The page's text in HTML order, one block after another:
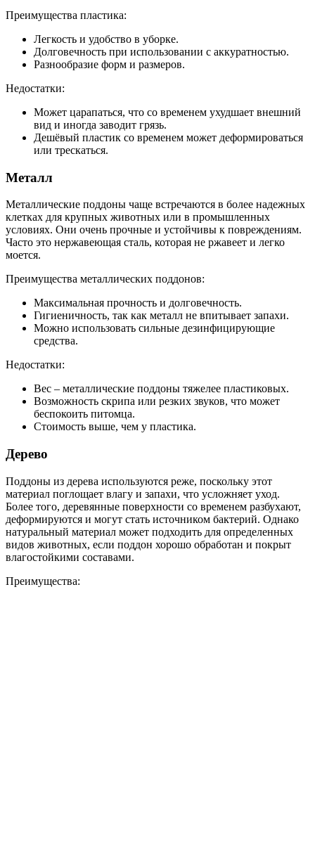
Преимущества пластика:
Легкость и удобство в уборке.
Долговечность при использовании с аккуратностью.
Разнообразие форм и размеров.
Недостатки:
Может царапаться, что со временем ухудшает внешний
вид и иногда заводит грязь.
Дешёвый пластик со временем может деформироваться
или трескаться.
Металл
Металлические поддоны чаще встречаются в более надежных
клетках для крупных животных или в промышленных
условиях. Они очень прочные и устойчивы к повреждениям.
Часто это нержавеющая сталь, которая не ржавеет и легко
моется.
Преимущества металлических поддонов:
Максимальная прочность и долговечность.
Гигиеничность, так как металл не впитывает запахи.
Можно использовать сильные дезинфицирующие
средства.
Недостатки:
Вес – металлические поддоны тяжелее пластиковых.
Возможность скрипа или резких звуков, что может
беспокоить питомца.
Стоимость выше, чем у пластика.
Дерево
Поддоны из дерева используются реже, поскольку этот
материал поглощает влагу и запахи, что усложняет уход.
Более того, деревянные поверхности со временем разбухают,
деформируются и могут стать источником бактерий. Однако
натуральный материал может подходить для определенных
видов животных, если поддон хорошо обработан и покрыт
влагостойкими составами.
Преимущества: